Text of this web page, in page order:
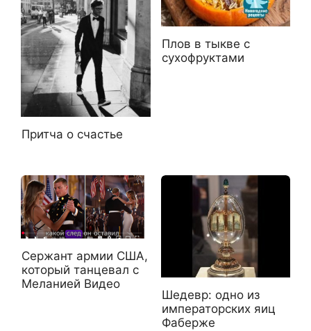
Притча о счастье
Плов в тыкве с
сухофруктами
Сержант армии США,
который танцевал с
Меланией Видео
Шедевр: одно из
императорских яиц
Фаберже